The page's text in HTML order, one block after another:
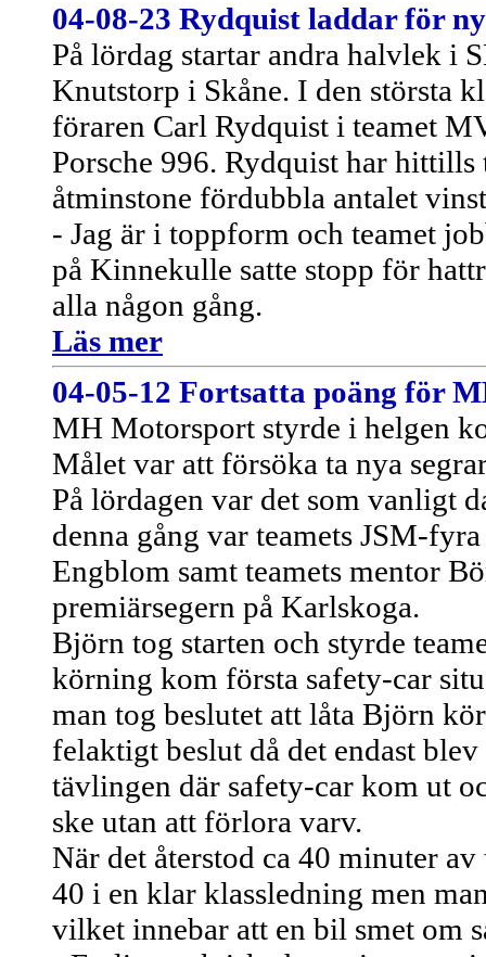
04-08-23 Rydquist laddar för
På lördag startar andra halvlek i
Knutstorp i Skåne. I den största
föraren Carl Rydquist i teamet
Porsche 996. Rydquist har hittills
åtminstone fördubbla antalet
- Jag är i toppform och teamet
på Kinnekulle satte stopp för
alla någon gång.
Läs mer
04-05-12 Fortsatta poäng för
MH Motorsport styrde i helgen
Målet var att försöka ta nya
På lördagen var det som vanligt
denna gång var teamets JSM-
Engblom samt teamets mentor
premiärsegern på Karlskoga.
Björn tog starten och styrde
körning kom första safety-car
man tog beslutet att låta Björn
felaktigt beslut då det endast
tävlingen där safety-car kom ut
ske utan att förlora varv.
När det återstod ca 40 minuter
40 i en klar klassledning men
vilket innebar att en bil smet om